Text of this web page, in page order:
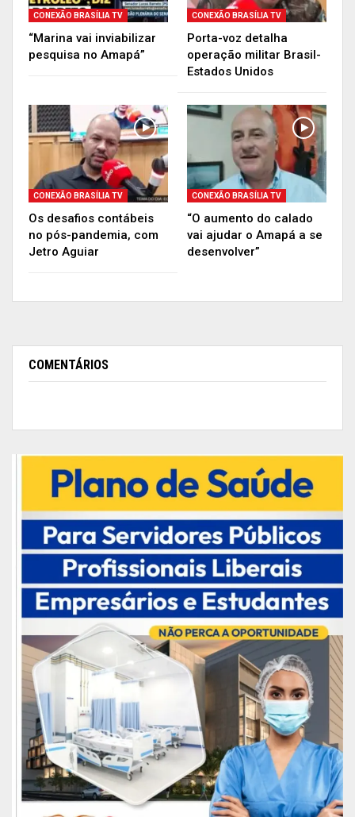
CONEXÃO BRASÍLIA TV
“Marina vai inviabilizar
pesquisa no Amapá”
CONEXÃO BRASÍLIA TV
Porta-voz detalha
operação militar Brasil-
Estados Unidos
CONEXÃO BRASÍLIA TV
Os desafios contábeis
no pós-pandemia, com
Jetro Aguiar
CONEXÃO BRASÍLIA TV
“O aumento do calado
vai ajudar o Amapá a se
desenvolver”
COMENTÁRIOS